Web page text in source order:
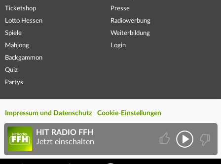
Ticketshop
Lotto Hessen
Spiele
Mahjong
Backgammon
Quiz
Partys
Presse
Radiowerbung
Weiterbildung
Login
Impressum und Datenschutz Cookie-Einstellungen
HIT RADIO FFH
Jetzt einschalten